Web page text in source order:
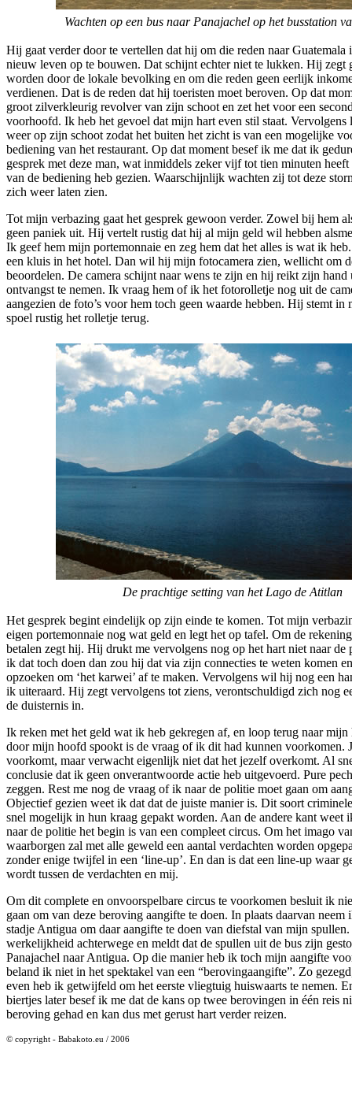
Wachten op een bus naar Panajachel op het busstation
Hij gaat verder door te vertellen dat hij om die reden naar Guatemala
nieuw leven op te bouwen. Dat schijnt echter niet te lukken. Hij zegt
worden door de lokale bevolking en om die reden geen eerlijk
verdienen. Dat is de reden dat hij toeristen moet beroven. Op dat
groot zilverkleurig revolver van zijn schoot en zet het voor een
voorhoofd. Ik heb het gevoel dat mijn hart even stil staat.
weer op zijn schoot zodat het buiten het zicht is van een mogelijke
bediening van het restaurant. Op dat moment besef ik me dat ik
gesprek met deze man, wat inmiddels zeker vijf tot tien minuten
van de bediening heb gezien. Waarschijnlijk wachten zij tot deze
zich weer laten zien.
Tot mijn verbazing gaat het gesprek gewoon verder. Zowel bij hem
geen paniek uit. Hij vertelt rustig dat hij al mijn geld wil hebben
Ik geef hem mijn portemonnaie en zeg hem dat het alles is wat ik
een kluis in het hotel. Dan wil hij mijn fotocamera zien, wellicht om
beoordelen. De camera schijnt naar wens te zijn en hij reikt zijn
ontvangst te nemen. Ik vraag hem of ik het fotorolletje nog uit de
aangezien de foto’s voor hem toch geen waarde hebben. Hij stemt in
spoel rustig het rolletje terug.
De prachtige setting van het Lago de Atitlan
Het gesprek begint eindelijk op zijn einde te komen. Tot mijn
eigen portemonnaie nog wat geld en legt het op tafel. Om de
betalen zegt hij. Hij drukt me vervolgens nog op het hart niet naar de
ik dat toch doen dan zou hij dat via zijn connecties te weten komen
opzoeken om ‘het karwei’ af te maken. Vervolgens wil hij nog een
ik uiteraard. Hij zegt vervolgens tot ziens, verontschuldigd zich nog
de duisternis in.
Ik reken met het geld wat ik heb gekregen af, en loop terug naar mijn
door mijn hoofd spookt is de vraag of ik dit had kunnen voorkomen.
voorkomt, maar verwacht eigenlijk niet dat het jezelf overkomt. Al
conclusie dat ik geen onverantwoorde actie heb uitgevoerd. Pure
zeggen. Rest me nog de vraag of ik naar de politie moet gaan om
Objectief gezien weet ik dat dat de juiste manier is. Dit soort
snel mogelijk in hun kraag gepakt worden. Aan de andere kant weet
naar de politie het begin is van een compleet circus. Om het imago
waarborgen zal met alle geweld een aantal verdachten worden
zonder enige twijfel in een ‘line-up’. En dan is dat een line-up waar
wordt tussen de verdachten en mij.
Om dit complete en onvoorspelbare circus te voorkomen besluit ik
gaan om van deze beroving aangifte te doen. In plaats daarvan neem
stadje Antigua om daar aangifte te doen van diefstal van mijn
werkelijkheid achterwege en meldt dat de spullen uit de bus zijn
Panajachel naar Antigua. Op die manier heb ik toch mijn aangifte
beland ik niet in het spektakel van een “berovingaangifte”. Zo
even heb ik getwijfeld om het eerste vliegtuig huiswaarts te nemen.
biertjes later besef ik me dat de kans op twee berovingen in één reis
beroving gehad en kan dus met gerust hart verder reizen.
© copyright - Babakoto.eu / 2006